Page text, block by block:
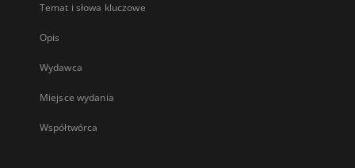
Temat i słowa kluczowe
Opis
Wydawca
Miejsce wydania
Współtwórca